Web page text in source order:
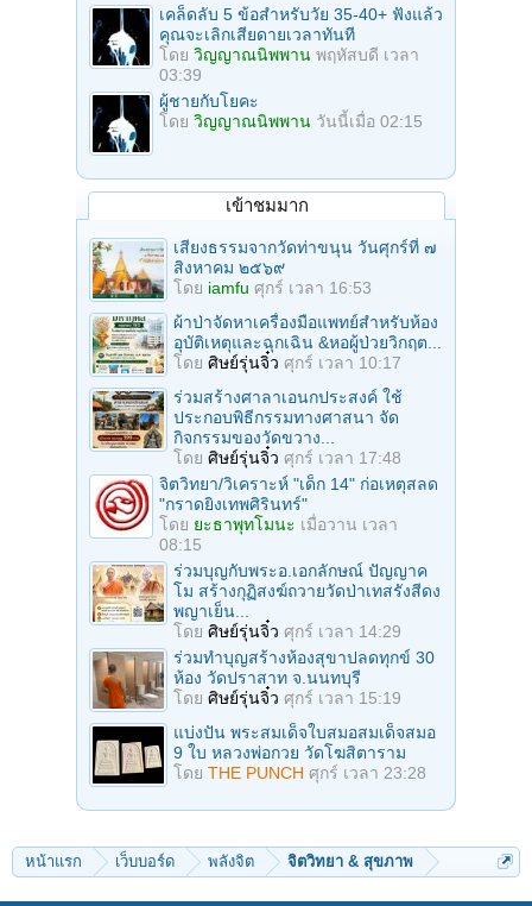
เคล็ดลับ 5 ข้อสำหรับวัย 35-40+ ฟังแล้ว
คุณจะเลิกเสียดายเวลาทันที
โดย วิญญาณนิพพาน พฤหัสบดี เวลา
03:39
ผู้ชายกับโยคะ
โดย วิญญาณนิพพาน วันนี้เมื่อ 02:15
เข้าชมมาก
เสียงธรรมจากวัดท่าขนุน วันศุกร์ที่ ๗
สิงหาคม ๒๕๖๙
โดย iamfu ศุกร์ เวลา 16:53
ผ้าป่าจัดหาเครื่องมือแพทย์สำหรับห้อง
อุบัติเหตุและฉุกเฉิน &หอผู้ป่วยวิกฤต...
โดย ศิษย์รุ่นจิ๋ว ศุกร์ เวลา 10:17
ร่วมสร้างศาลาเอนกประสงค์ ใช้
ประกอบพิธีกรรมทางศาสนา จัด
กิจกรรมของวัดขวาง...
โดย ศิษย์รุ่นจิ๋ว ศุกร์ เวลา 17:48
จิตวิทยา/วิเคราะห์ "เด็ก 14" ก่อเหตุสลด
"กราดยิงเทพศิรินทร์"
โดย ยะธาพุทโมนะ เมื่อวาน เวลา
08:15
ร่วมบุญกับพระอ.เอกลักษณ์ ปัญญาค
โม สร้างกุฏิสงฆ์ถวายวัดป่าเทสรังสีดง
พญาเย็น...
โดย ศิษย์รุ่นจิ๋ว ศุกร์ เวลา 14:29
ร่วมทําบุญสร้างห้องสุขาปลดทุกข์ 30
ห้อง วัดปราสาท จ.นนทบุรี
โดย ศิษย์รุ่นจิ๋ว ศุกร์ เวลา 15:19
แบ่งปัน พระสมเด็จใบสมอสมเด็จสมอ
9 ใบ หลวงพ่อกวย วัดโฆสิตาราม
โดย THE PUNCH ศุกร์ เวลา 23:28
หน้าแรก เว็บบอร์ด พลังจิต จิตวิทยา & สุขภาพ